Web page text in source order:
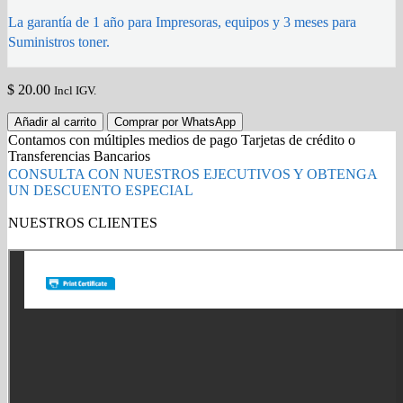
La garantía de 1 año para Impresoras, equipos y 3 meses para
Suministros toner.
$ 20.00 Incl IGV.
CARTUCHO
DE
DESECHO
KYOCERA
WT-
860
25,000
páginas.
quantity
Añadir al carrito Comprar por WhatsApp
Contamos con múltiples medios de pago Tarjetas de crédito o
Transferencias Bancarios
CONSULTA CON NUESTROS EJECUTIVOS Y OBTENGA
UN DESCUENTO ESPECIAL
NUESTROS CLIENTES